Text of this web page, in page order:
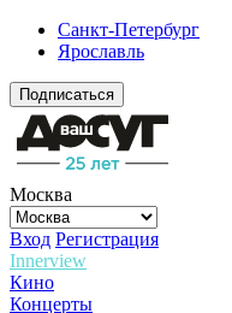
Санкт-Петербург
Ярославль
Подписаться
Москва
Вход Регистрация
Innerview
Кино
Концерты